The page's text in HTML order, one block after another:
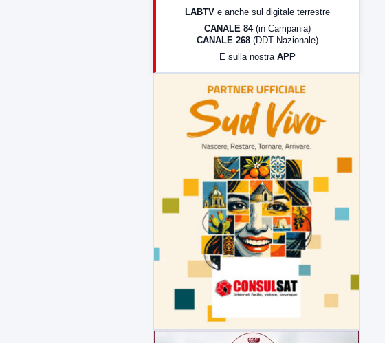
LabNews (Diretta)
LabNews (replica)
LABTV e anche sul digitale terrestre
CANALE 84 (in Campania)
CANALE 268 (DDT Nazionale)
E sulla nostra APP